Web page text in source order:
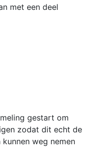
met een deel
gestart om
zodat dit echt de
weg nemen